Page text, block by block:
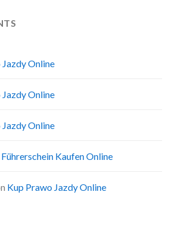
Online
Online
Online
Führerschein Kaufen Online
Kup Prawo Jazdy Online